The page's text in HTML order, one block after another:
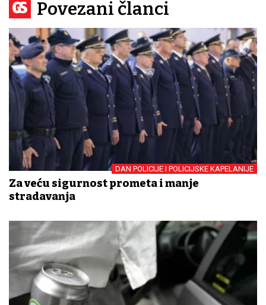
Povezani članci
DAN POLICIJE I POLICIJSKE KAPELANIJE
Za veću sigurnost prometa i manje
stradavanja